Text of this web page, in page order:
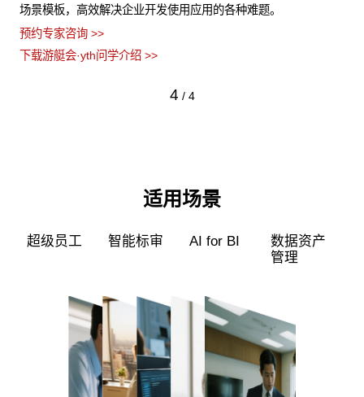
场景模板，高效解决企业开发使用应用的各种难题。
预约专家咨询 >>
下载游艇会·yth问学介绍 >>
4 / 4
适用场景
超级员工 智能标审 AI for BI
数据资产
管理